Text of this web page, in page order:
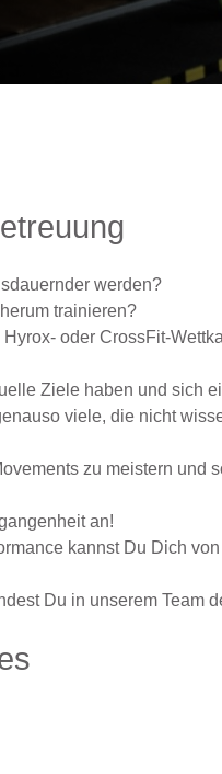
werden?
trainieren?
oder CrossFit-
Ziele haben und sich
viele, die nicht
zu meistern und
an!
kannst Du Dich
Du in unserem Team